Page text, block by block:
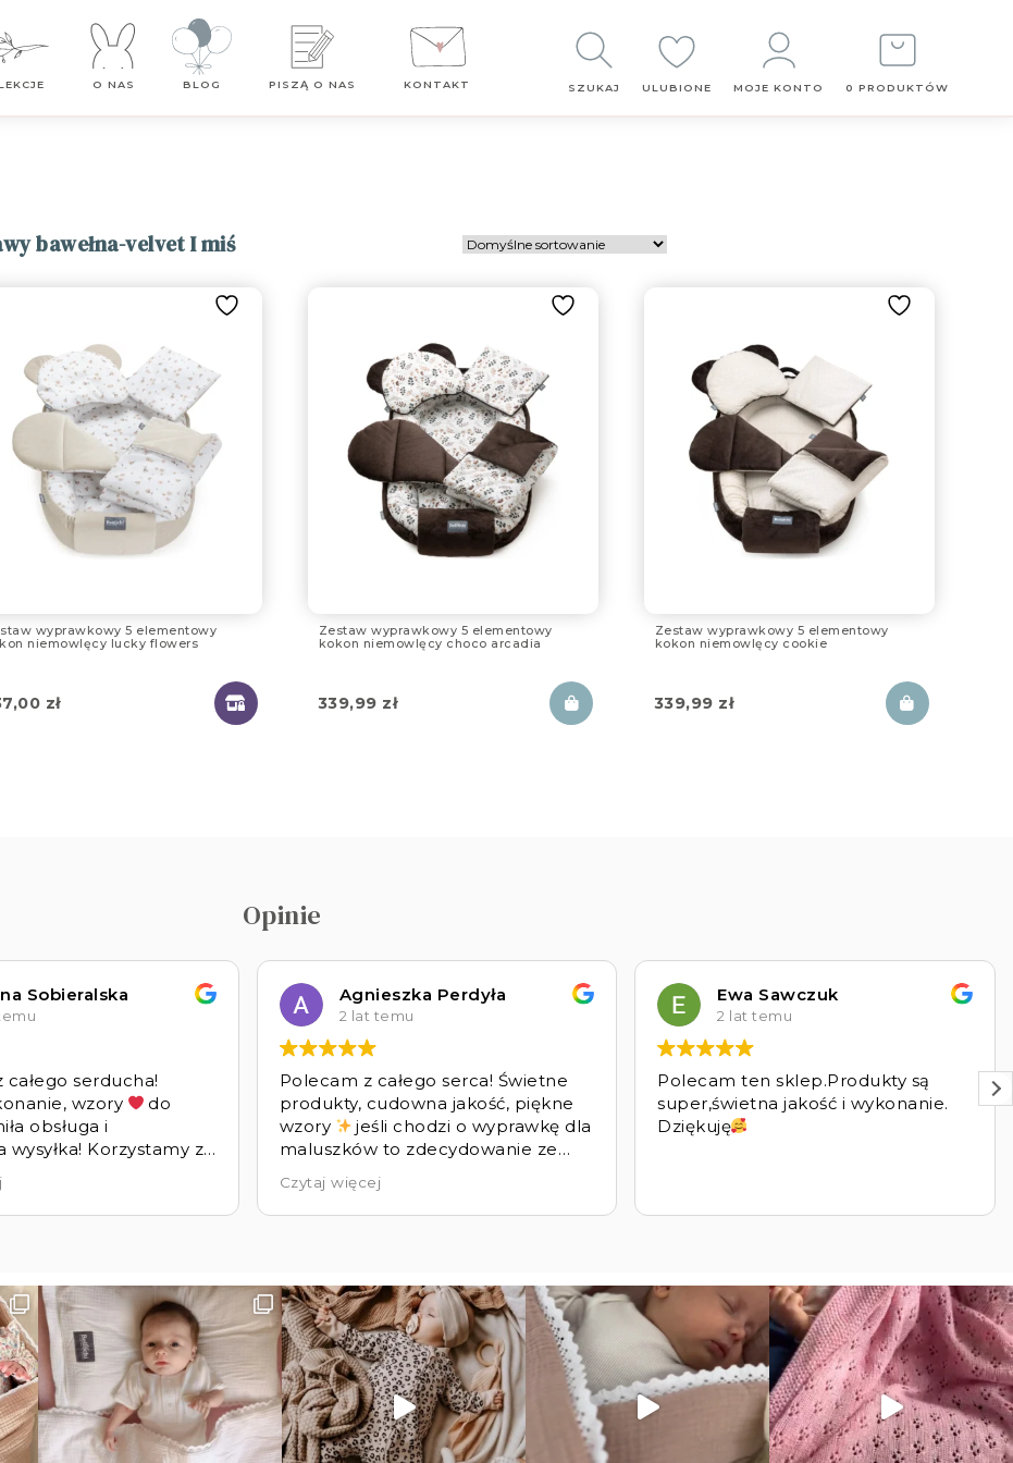
Darmowa dostawa od 99 zł
O NAS BLOG PISZĄ O NAS KONTAKT SZUKAJ ULUBIONE MOJE KONTO 0 PRODUKTÓW
bawełna-velvet I miś
wyprawkowy 5 elementowy
niemowlęcy lucky flowers
zł
Zestaw wyprawkowy 5 elementowy
kokon niemowlęcy choco arcadia
339,99 zł
Zestaw wyprawkowy 5 elementowy
kokon niemowlęcy cookie
339,99 zł
Opinie
Sobieralska
serducha!
wzory
do
obsługa i
wysyłka! Korzystamy z
zadowoleni
Agnieszka Perdyła
2 lat temu
Polecam z całego serca! Świetne
produkty, cudowna jakość, piękne
wzory
jeśli chodzi o wyprawkę dla
maluszków to zdecydowanie ze
Czytaj więcej
Ewa Sawczuk
2 lat temu
Polecam ten sklep.Produkty są
super,świetna jakość i wykonanie.
Dziękuję